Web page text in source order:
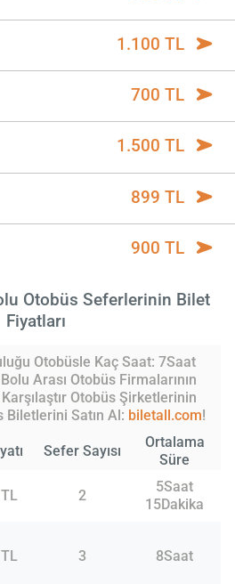
1.100 TL
700 TL
1.500 TL
899 TL
900 TL
Otobüs Seferlerinin Bilet
Fiyatları
Otobüsle Kaç Saat: 7Saat
Arası Otobüs Firmalarının
Otobüs Şirketlerinin
Biletlerini Satın Al: biletall.com!
Sefer Sayısı
Ortalama
Süre
2
5Saat
15Dakika
3 8Saat